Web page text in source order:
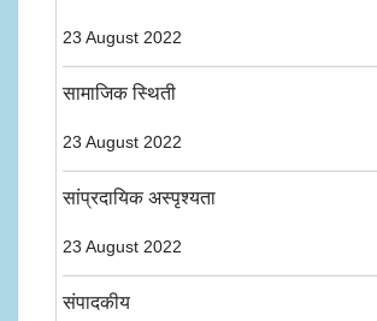
23 August 2022
सामाजिक स्थिती
23 August 2022
सांप्रदायिक अस्पृश्यता
23 August 2022
संपादकीय